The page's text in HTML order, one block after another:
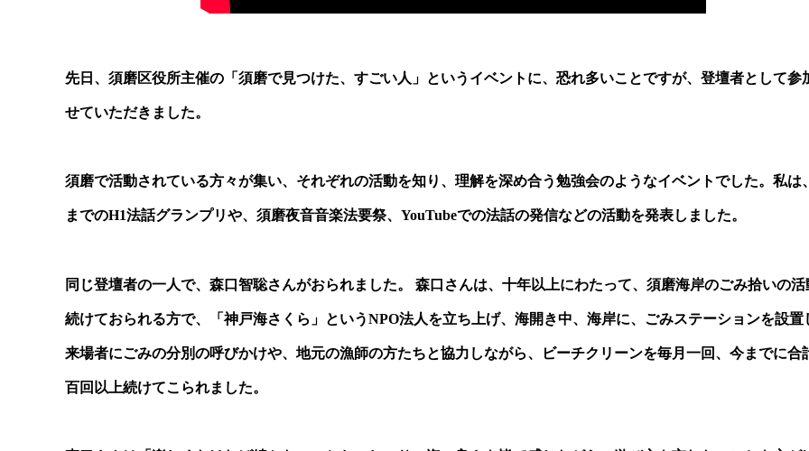
先日、須磨区役所主催の「須磨で見つけた、すごい人」というイベントに、恐れ多いことですが、登壇者として参
せていただきました。
須磨で活動されている方々が集い、それぞれの活動を知り、理解を深め合う勉強会のようなイベントでした。私は
までのH1法話グランプリや、須磨夜音音楽法要祭、YouTubeでの法話の発信などの活動を発表しました。
同じ登壇者の一人で、森口智聡さんがおられました。 森口さんは、十年以上にわたって、須磨海岸のごみ拾いの活
続けておられる方で、「神戸海さくら」というNPO法人を立ち上げ、海開き中、海岸に、ごみステーションを設置
来場者にごみの分別の呼びかけや、地元の漁師の方たちと協力しながら、ビーチクリーンを毎月一回、今までに合
百回以上続けてこられました。